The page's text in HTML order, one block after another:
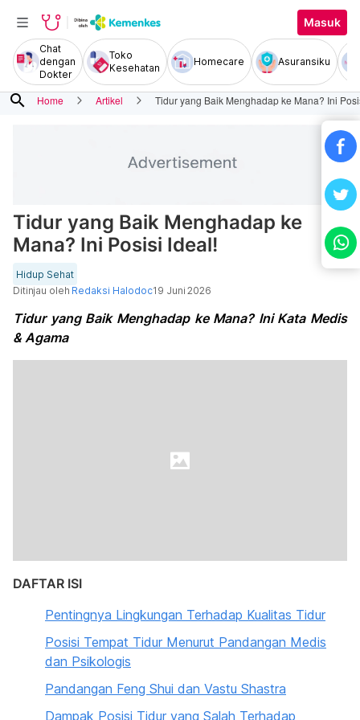
Masuk
Chat
dengan
Dokter
Toko
Kesehatan
Homecare Asuransiku
search Home Artikel Tidur yang Baik Menghadap ke Mana? Ini
Tidur yang Baik Menghadap ke
Mana? Ini Posisi Ideal!
Hidup Sehat
Ditinjau oleh Redaksi Halodoc19 Juni 2026
Tidur yang Baik Menghadap ke Mana? Ini Kata Medis
& Agama
DAFTAR ISI
Pentingnya Lingkungan Terhadap Kualitas Tidur
Posisi Tempat Tidur Menurut Pandangan Medis
dan Psikologis
Pandangan Feng Shui dan Vastu Shastra
Dampak Posisi Tidur yang Salah Terhadap